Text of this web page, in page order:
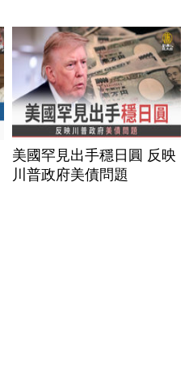
美國罕見出手穩日圓 反映
川普政府美債問題